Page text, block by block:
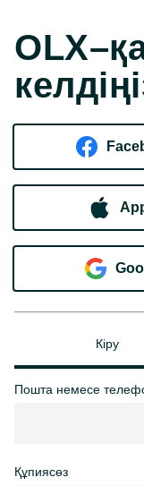
Кіру
Пошта немесе
Құпиясөз